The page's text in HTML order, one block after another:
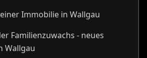
Immobilie in Wallgau
Familienzuwachs - neues
Wallgau